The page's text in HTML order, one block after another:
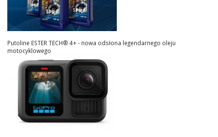
Putoline ESTER TECH® 4+ - nowa odsłona legendarnego oleju
motocyklowego